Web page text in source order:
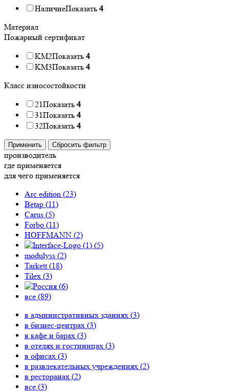
НаличиеПоказать 4
Материал
Пожарный сертификат
KM2Показать 4
KM3Показать 4
Класс износостойкости
21Показать 4
31Показать 4
32Показать 4
Применить Сбросить фильтр
производитель
где применяется
для чего применяется
Arc edition (23)
Betap (11)
Carus (5)
Forbo (11)
HOFFMANN (2)
(5)
modulyss (2)
Tarkett (18)
Tilex (3)
(6)
все (89)
в административных зданиях (3)
в бизнес-центрах (3)
в кафе и барах (3)
в отелях и гостиницах (3)
в офисах (3)
в развлекательных учреждениях (2)
в ресторанах (2)
все (3)